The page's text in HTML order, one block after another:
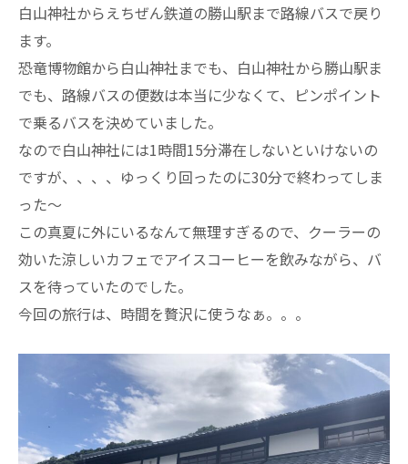
白山神社からえちぜん鉄道の勝山駅まで路線バスで戻り
ます。
恐竜博物館から白山神社までも、白山神社から勝山駅ま
でも、路線バスの便数は本当に少なくて、ピンポイント
で乗るバスを決めていました。
なので白山神社には1時間15分滞在しないといけないの
ですが、、、、ゆっくり回ったのに30分で終わってしま
った〜
この真夏に外にいるなんて無理すぎるので、クーラーの
効いた涼しいカフェでアイスコーヒーを飲みながら、バ
スを待っていたのでした。
今回の旅行は、時間を贅沢に使うなぁ。。。